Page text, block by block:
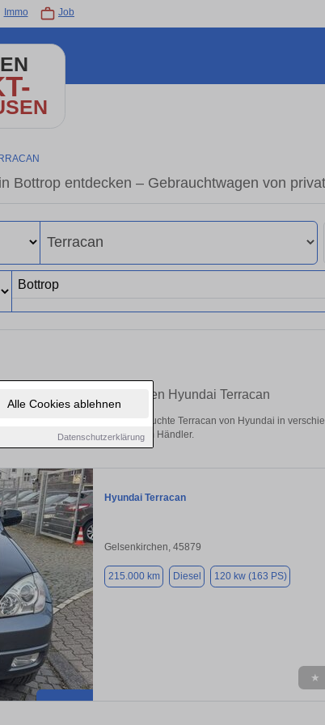
Alle Cookies ablehnen
Datenschutzerklärung
Immo Job
Bottrop entdecken – Gebrauchtwagen von
in Bottrop Ihren gebrauchten Hyundai Terracan
Entdecken Sie gebrauchte Terracan von Hyundai in
Preisklassen von privat und vom Händler.
Hyundai Terracan
Gelsenkirchen, 45879
215.000 km Diesel 120 kw (163 PS)
★